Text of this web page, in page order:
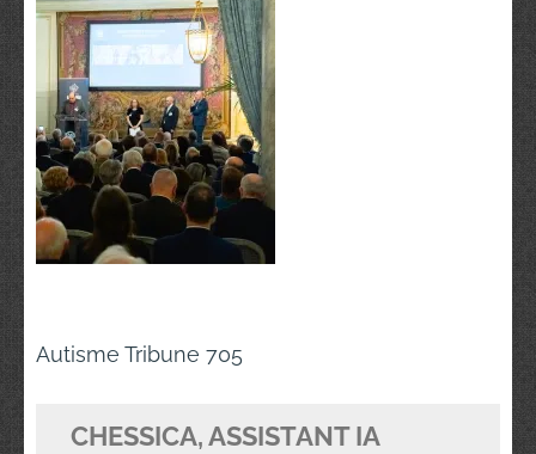
Navigation
l’article
Autisme Tribune 705
CHESSICA, ASSISTANT IA